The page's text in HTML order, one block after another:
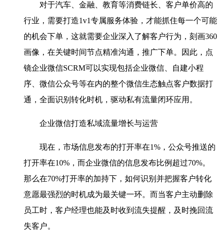
对于汽车、金融、教育等消费链长、客户单价高的
行业，需要打造1v1专属服务体验，才能抓住每一个可能
的机会下单，这就需要企业深入了解客户行为，刻画360
画像，在关键时间节点精准沟通，推广下单。因此，点
镜企业微信SCRM可以实现包括企业微信、自建小程
序、微信公众号等在内的整个微信生态触点客户数据打
通，全面识别转化时机，驱动私有流量闭环应用。
企业微信打造私域流量增长与运营
现在，市场信息发布的打开率在1%，公众号推送的
打开率在10%，而企业微信的信息发布比例超过70%。
那么在70%打开率的加持下，如何识别并把握客户转化
意愿最强烈的时机成为最关键一环。而当客户主动删除
员工时，客户经理也能及时收到流失提醒，及时挽回流
失客户。